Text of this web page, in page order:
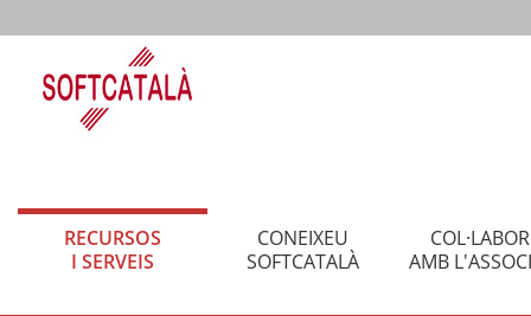
RECURSOS
I SERVEIS
CONEIXEU
SOFTCATALÀ
AMB